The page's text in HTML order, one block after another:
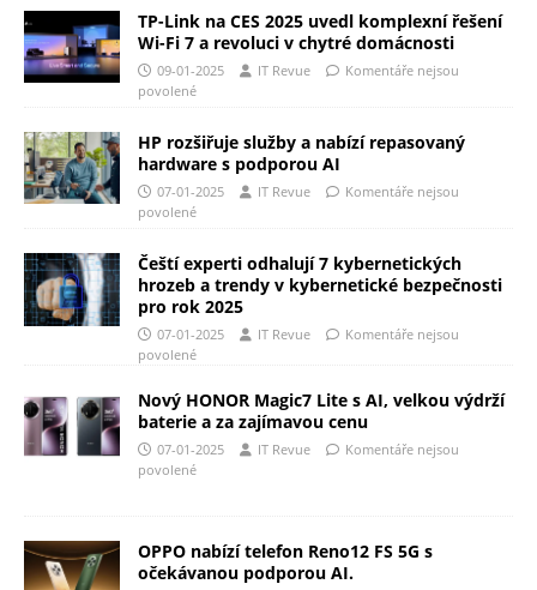
TP-Link na CES 2025 uvedl komplexní řešení
Wi-Fi 7 a revoluci v chytré domácnosti
09-01-2025 IT Revue
Komentáře nejsou
povolené
HP rozšiřuje služby a nabízí repasovaný
hardware s podporou AI
07-01-2025 IT Revue
Komentáře nejsou
povolené
Čeští experti odhalují 7 kybernetických
hrozeb a trendy v kybernetické bezpečnosti
pro rok 2025
07-01-2025 IT Revue
Komentáře nejsou
povolené
Nový HONOR Magic7 Lite s AI, velkou výdrží
baterie a za zajímavou cenu
07-01-2025 IT Revue
Komentáře nejsou
povolené
OPPO nabízí telefon Reno12 FS 5G s
očekávanou podporou AI.